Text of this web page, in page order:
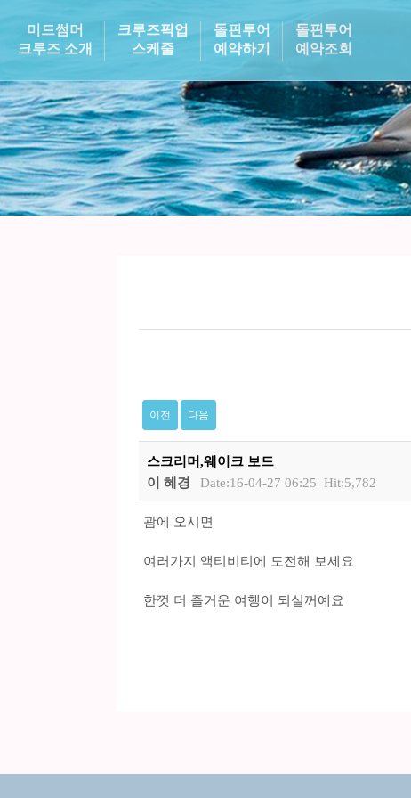
미드썸머
크루즈 소개
크루즈픽업
스케줄
돌핀투어
예약하기
돌핀투어
예약조회
이전 다음
스크리머,웨이크 보드
이 혜경
Date:16-04-27 06:25 Hit:5,782
괌에 오시면
여러가지 액티비티에 도전해 보세요
한껏 더 즐거운 여행이 되실꺼예요